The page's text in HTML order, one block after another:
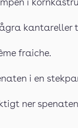
i
kantareller
fraiche.
i en
ner